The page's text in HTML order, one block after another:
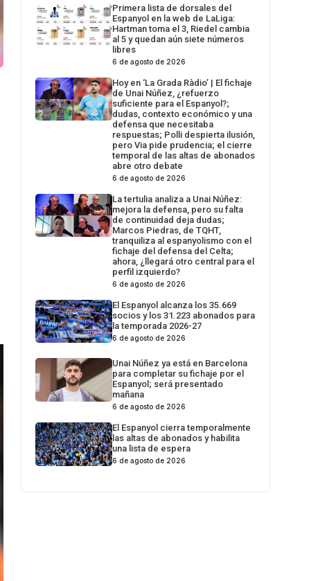
Primera lista de dorsales del
Espanyol en la web de LaLiga:
Hartman toma el 3, Riedel cambia
al 5 y quedan aún siete números
libres
6 de agosto de 2026
Hoy en ‘La Grada Ràdio’ | El fichaje
de Unai Núñez, ¿refuerzo
suficiente para el Espanyol?;
dudas, contexto económico y una
defensa que necesitaba
respuestas; Polli despierta ilusión,
pero Via pide prudencia; el cierre
temporal de las altas de abonados
abre otro debate
6 de agosto de 2026
La tertulia analiza a Unai Núñez:
mejora la defensa, pero su falta
de continuidad deja dudas;
Marcos Piedras, de TQHT,
tranquiliza al espanyolismo con el
fichaje del defensa del Celta;
ahora, ¿llegará otro central para el
perfil izquierdo?
6 de agosto de 2026
El Espanyol alcanza los 35.669
socios y los 31.223 abonados para
la temporada 2026-27
6 de agosto de 2026
Unai Núñez ya está en Barcelona
para completar su fichaje por el
Espanyol; será presentado
mañana
6 de agosto de 2026
El Espanyol cierra temporalmente
las altas de abonados y habilita
una lista de espera
6 de agosto de 2026